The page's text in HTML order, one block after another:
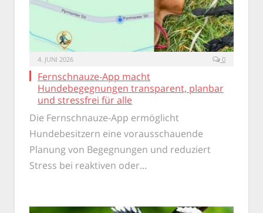
4. JUNI 2026 0
Fernschnauze-App macht
Hundebegegnungen transparent, planbar
und stressfrei für alle
Die Fernschnauze-App ermöglicht
Hundebesitzern eine vorausschauende
Planung von Begegnungen und reduziert
Stress bei reaktiven oder…